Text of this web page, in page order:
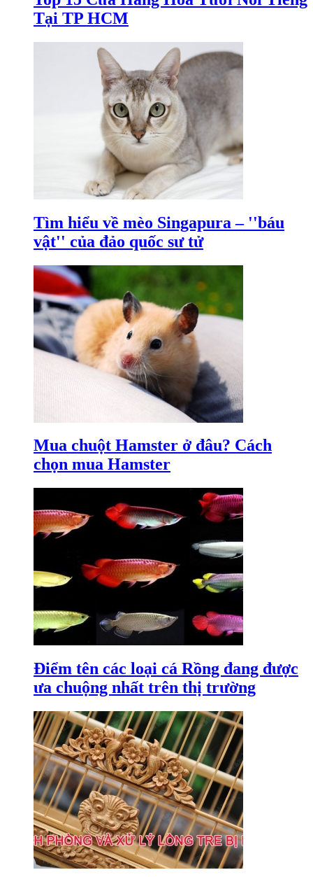
Tại TP HCM
Tìm hiểu về mèo Singapura – ''báu
vật'' của đảo quốc sư tử
Mua chuột Hamster ở đâu? Cách
chọn mua Hamster
Điểm tên các loại cá Rồng đang được
ưa chuộng nhất trên thị trường